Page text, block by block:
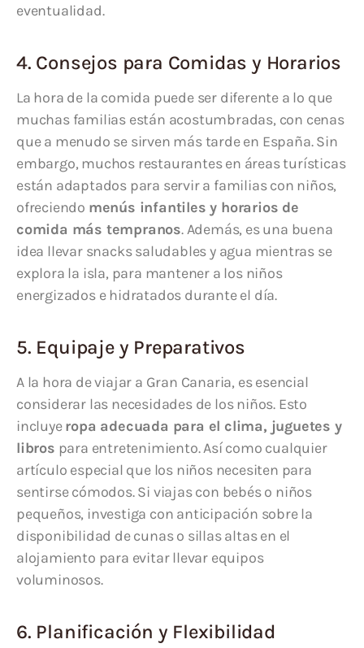
eventualidad.
4. Consejos para Comidas y Horarios
La hora de la comida puede ser diferente a lo que
muchas familias están acostumbradas, con cenas
que a menudo se sirven más tarde en España. Sin
embargo, muchos restaurantes en áreas turísticas
están adaptados para servir a familias con niños,
ofreciendo menús infantiles y horarios de
comida más tempranos. Además, es una buena
idea llevar snacks saludables y agua mientras se
explora la isla, para mantener a los niños
energizados e hidratados durante el día.
5. Equipaje y Preparativos
A la hora de viajar a Gran Canaria, es esencial
considerar las necesidades de los niños. Esto
incluyeropa adecuada para el clima, juguetes y
libros para entretenimiento. Así como cualquier
artículo especial que los niños necesiten para
sentirse cómodos. Si viajas con bebés o niños
pequeños, investiga con anticipación sobre la
disponibilidad de cunas o sillas altas en el
alojamiento para evitar llevar equipos
voluminosos.
6. Planificación y Flexibilidad